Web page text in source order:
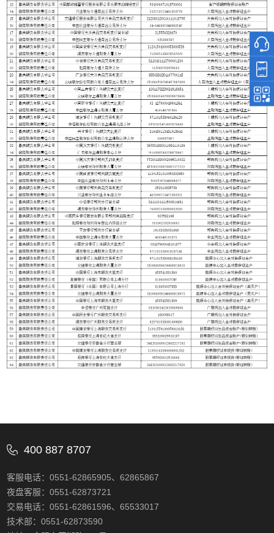
400 887 8707
客服电话：0551-62865905、62865867
夜盘客服：0551-62873721
交易电话：0551-62861596、65533017
技术部：0551-62873590